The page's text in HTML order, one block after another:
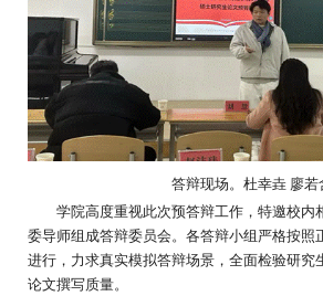
答辩现场。杜幸垚 廖若
学院高度重视此次预答辩工作，特邀校内
委导师组成答辩委员会。各答辩小组严格按照
进行，力求真实模拟答辩场景，全面检验研究
论文撰写质量。